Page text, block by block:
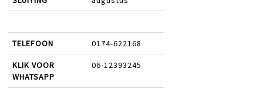
TELEFOON 0174-622168
KLIK VOOR
WHATSAPP
06-12393245